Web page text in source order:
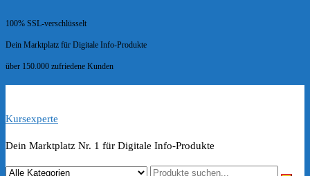
100% SSL-verschlüsselt
Dein Marktplatz für Digitale Info-Produkte
über 150.000 zufriedene Kunden
Kursexperte
Dein Marktplatz Nr. 1 für Digitale Info-Produkte